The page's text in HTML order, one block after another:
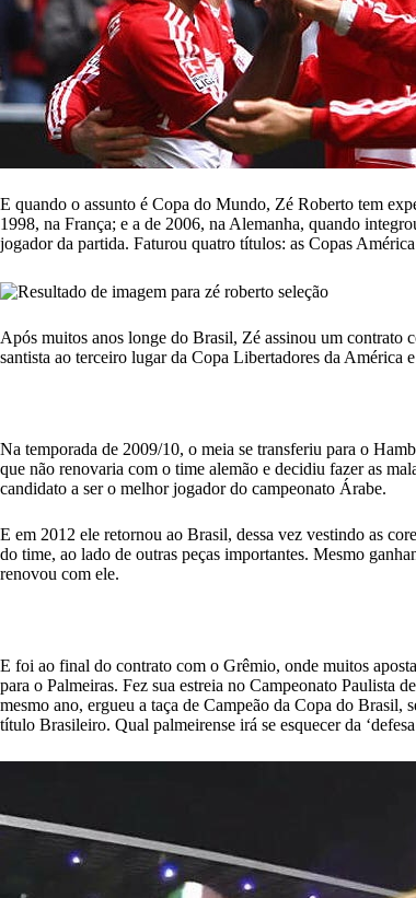
E quando o assunto é Copa do Mundo, Zé Roberto tem
1998, na França; e a de 2006, na Alemanha, quando
jogador da partida. Faturou quatro títulos: as Copas
Após muitos anos longe do Brasil, Zé assinou um contrato
santista ao terceiro lugar da Copa Libertadores da América
Na temporada de 2009/10, o meia se transferiu para o
que não renovaria com o time alemão e decidiu fazer as
candidato a ser o melhor jogador do campeonato Árabe.
E em 2012 ele retornou ao Brasil, dessa vez vestindo as
do time, ao lado de outras peças importantes. Mesmo
renovou com ele.
E foi ao final do contrato com o Grêmio, onde muitos
para o Palmeiras. Fez sua estreia no Campeonato Paulista
mesmo ano, ergueu a taça de Campeão da Copa do
título Brasileiro. Qual palmeirense irá se esquecer da